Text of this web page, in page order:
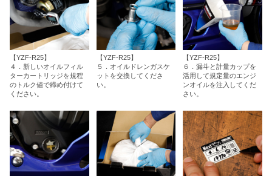
【YZF-R25】
４．新しいオイルフィル
ターカートリッジを規程
のトルク値で締め付けて
ください。
【YZF-R25】
５．オイルドレンガスケ
ットを交換してくださ
い。
【YZF-R25】
６．漏斗と計量カップを
活用して規定量のエンジ
ンオイルを注入してくだ
さい。